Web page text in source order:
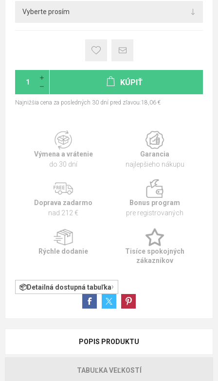
KÚPIŤ
Najnižšia cena za posledných 30 dní pred zľavou:18,06 €
Výmena a vrátenie
do 30 dní
Garancia
najlepšieho nákupu
Doprava zadarmo
nad 212 €
Bonus program
pre registrovaných
Rýchle dodanie
Tisíce spokojných
zákazníkov
Detailná dostupná tabuľka
POPIS PRODUKTU
TABUĽKA VEĽKOSTÍ